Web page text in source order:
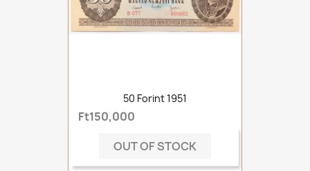
50 Forint 1951
Ft150,000
OUT OF STOCK